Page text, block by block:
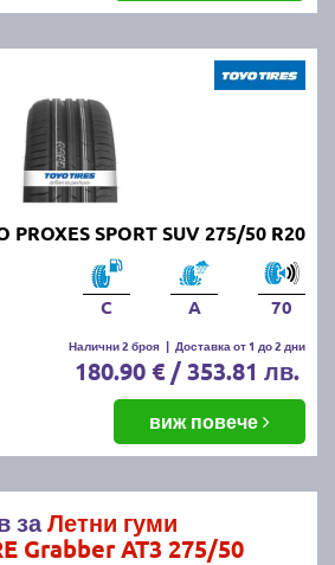
PROXES SPORT SUV 275/50 R20
C A 70
Налични 2 броя | Доставка от 1 до 2 дни
180.90 € / 353.81 лв.
виж повече
заЛетни гуми
Grabber AT3 275/50